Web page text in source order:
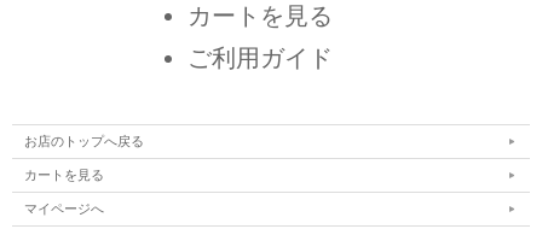
カートを見る
ご利用ガイド
お店のトップへ戻る
カートを見る
マイページへ